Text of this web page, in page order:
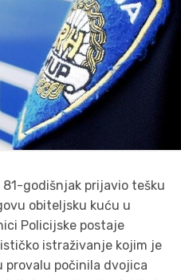
godišnjak prijavio tešku
obiteljsku kuću u
Policijske postaje
istraživanje kojim je
provalu počinila dvojica